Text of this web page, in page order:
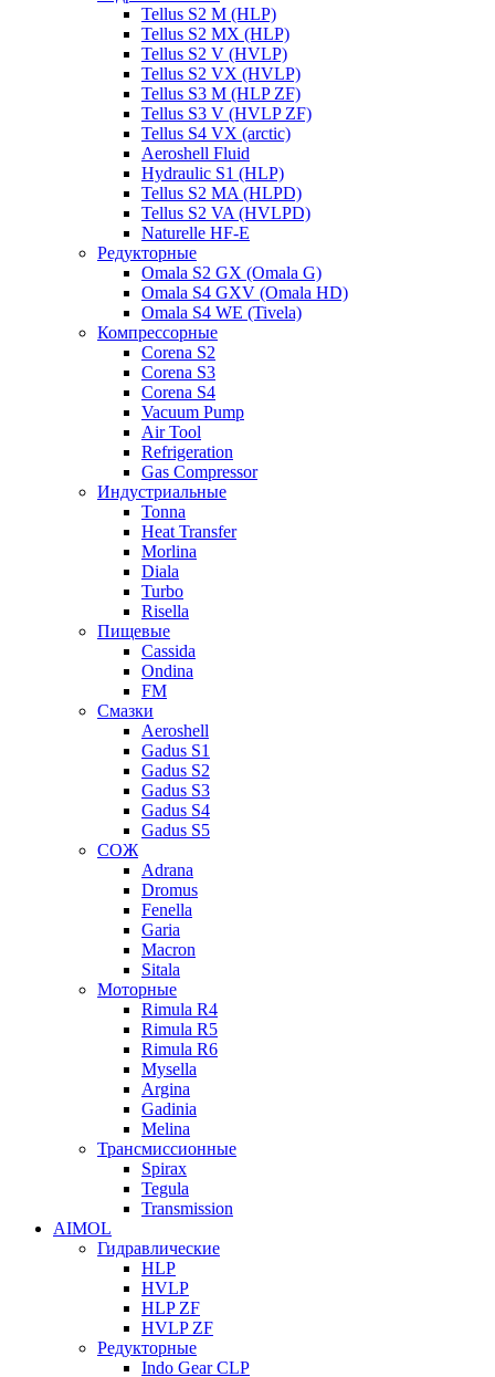
Tellus S2 M (HLP)
Tellus S2 MХ (HLP)
Tellus S2 V (HVLP)
Tellus S2 VX (HVLP)
Tellus S3 M (HLP ZF)
Tellus S3 V (HVLP ZF)
Tellus S4 VX (arctic)
Aeroshell Fluid
Hydraulic S1 (HLP)
Tellus S2 MA (HLPD)
Tellus S2 VA (HVLPD)
Naturelle HF-E
Редукторные
Omala S2 GX (Omala G)
Omala S4 GXV (Omala HD)
Omala S4 WE (Tivela)
Компрессорные
Corena S2
Corena S3
Corena S4
Vacuum Pump
Air Tool
Refrigeration
Gas Compressor
Индустриальные
Tonna
Heat Transfer
Morlina
Diala
Turbo
Risella
Пищевые
Cassida
Ondina
FM
Смазки
Aeroshell
Gadus S1
Gadus S2
Gadus S3
Gadus S4
Gadus S5
СОЖ
Adrana
Dromus
Fenella
Garia
Macron
Sitala
Моторные
Rimula R4
Rimula R5
Rimula R6
Mysella
Argina
Gadinia
Melina
Трансмиссионные
Spirax
Tegula
Transmission
AIMOL
Гидравлические
HLP
HVLP
HLP ZF
HVLP ZF
Редукторные
Indo Gear CLP